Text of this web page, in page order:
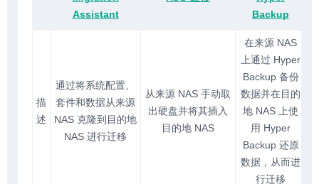
Assistant
Backup
描
述
通过将系统配置、
套件和数据从来源
NAS 克隆到目的地
NAS 进行迁移
从来源 NAS 手动取
出硬盘并将其插入
目的地 NAS
在来源 NAS
上通过 Hyper
Backup 备份
数据并在目的
地 NAS 上使
用 Hyper
Backup 还原
数据，从而进
行迁移